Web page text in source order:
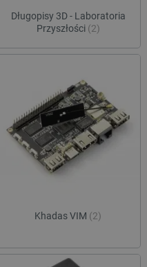
Długopisy 3D - Laboratoria
Przyszłości (2)
Khadas VIM (2)